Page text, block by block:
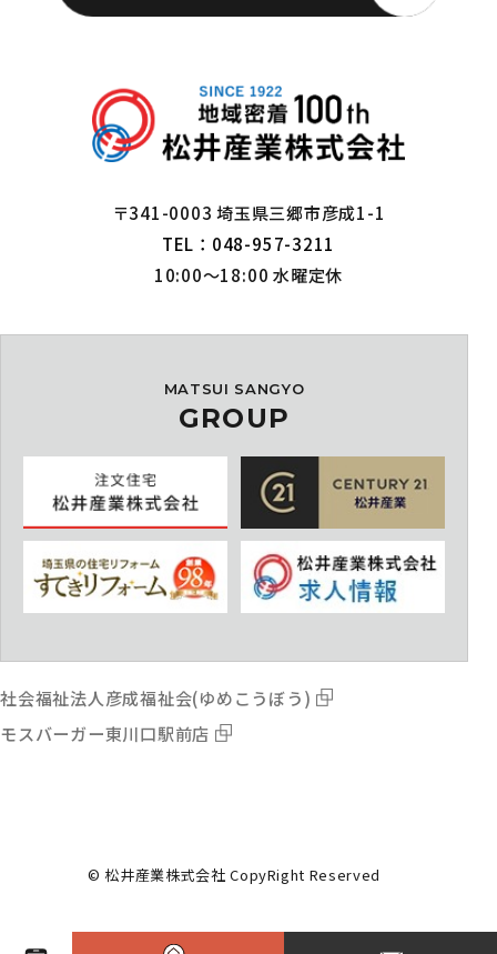
〒341-0003 埼玉県三郷市彦成1-1
TEL：048-957-3211
10:00～18:00 水曜定休
MATSUI SANGYO
GROUP
© 松井産業株式会社 CopyRight Reserved
社会福祉法人彦成福祉会(ゆめこうぼう)
モスバーガー東川口駅前店